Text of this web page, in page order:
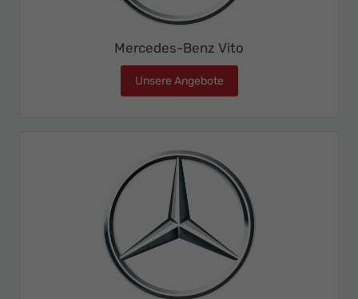
Mercedes-Benz Vito
Unsere Angebote